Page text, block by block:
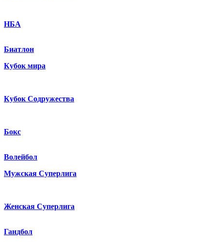
НБА
Биатлон
Кубок мира
Кубок Содружества
Бокс
Волейбол
Мужская Суперлига
Женская Суперлига
Гандбол